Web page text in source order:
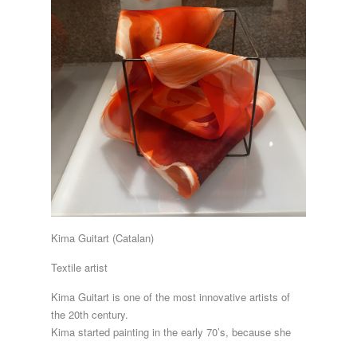
Kima Guitart (Catalan)
Textile artist
Kima Guitart is one of the most innovative artists of
the 20th century.
Kima started painting in the early 70’s, because she